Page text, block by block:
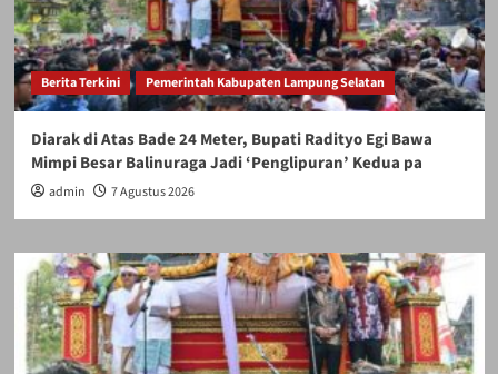
Berita Terkini Pemerintah Kabupaten Lampung Selatan
Diarak di Atas Bade 24 Meter, Bupati Radityo Egi Bawa
Mimpi Besar Balinuraga Jadi ‘Penglipuran’ Kedua pa
admin 7 Agustus 2026